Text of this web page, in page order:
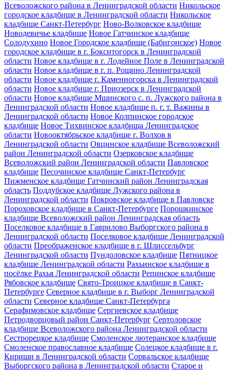
Всеволожского района в Ленинградской области Никольское
городское кладбище в Ленинградской области Никольское
кладбище Санкт-Петербург Ново-Волковское кладбище
Новодевичье кладбище Новое Гатчинское кладбище
Солодухино Новое Городское кладбище (Бабигонское) Новое
городское кладбище в г. Бокситогорск в Ленинградской
области Новое кладбище в г. Лодейное Поле в Ленинградской
области Новое кладбище в г. п. Рощино Ленинградской
области Новое кладбище г. Каменногорска в Ленинградской
области Новое кладбище г. Приозерск в Ленинградской
области Новое кладбище Мшинского с. п. Лужского района в
Ленинградской области Новое кладбище п. г. т. Важины в
Ленинградской области Новое Колпинское городское
кладбище Новое Тихвинское кладбища Ленинградское
области Новооктябрьское кладбище г. Волхов в
Ленинградской области Овцинское кладбище Всеволожский
район Ленинградской области Озерковское кладбище
Всеволожский район Ленинградской области Павловское
кладбище Песочинское кладбище Санкт-Петербург
Пижменское кладбище Гатчинский район Ленинградская
область Поддубское кладбище Лужского района в
Ленинградской области Покровское кладбище в Павловске
Пороховское кладбище в Санкт-Петербурге Порошкинское
кладбище Всеволожский район Ленинградская область
Поселковое кладбище в Гаврилово Выборгского района в
Ленинградской области Поселковое кладбище Ленинградской
области Преображенское кладбище в г. Шлиссельбург
Ленинградской области Пундоловское кладбище Пятницкое
кладбище Ленинградской области Рахьинское кладбище в
посёлке Рахья Ленинградской области Репинское кладбище
Рябовское кладбище Свято-Троицкое кладбище в Санкт-
Петербурге Северное кладбище в г. Выборг Ленинградской
области Северное кладбище Санкт-Петербурга
Серафимовское кладбище Сергиевское кладбище
Петродворцовый район Санкт-Петербург Сертоловское
кладбище Всеволожского района Ленинградской области
Сестрорецкое кладбище Смоленское лютеранское кладбище
Смоленское православное кладбище Солецкое кладбище в г.
Кириши в Ленинградской области Сорвальское кладбище
Выборгского района в Ленинградской области Старое и